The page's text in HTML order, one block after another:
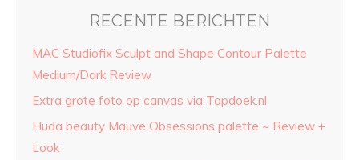
RECENTE BERICHTEN
MAC Studiofix Sculpt and Shape Contour Palette
Medium/Dark Review
Extra grote foto op canvas via Topdoek.nl
Huda beauty Mauve Obsessions palette ~ Review +
Look